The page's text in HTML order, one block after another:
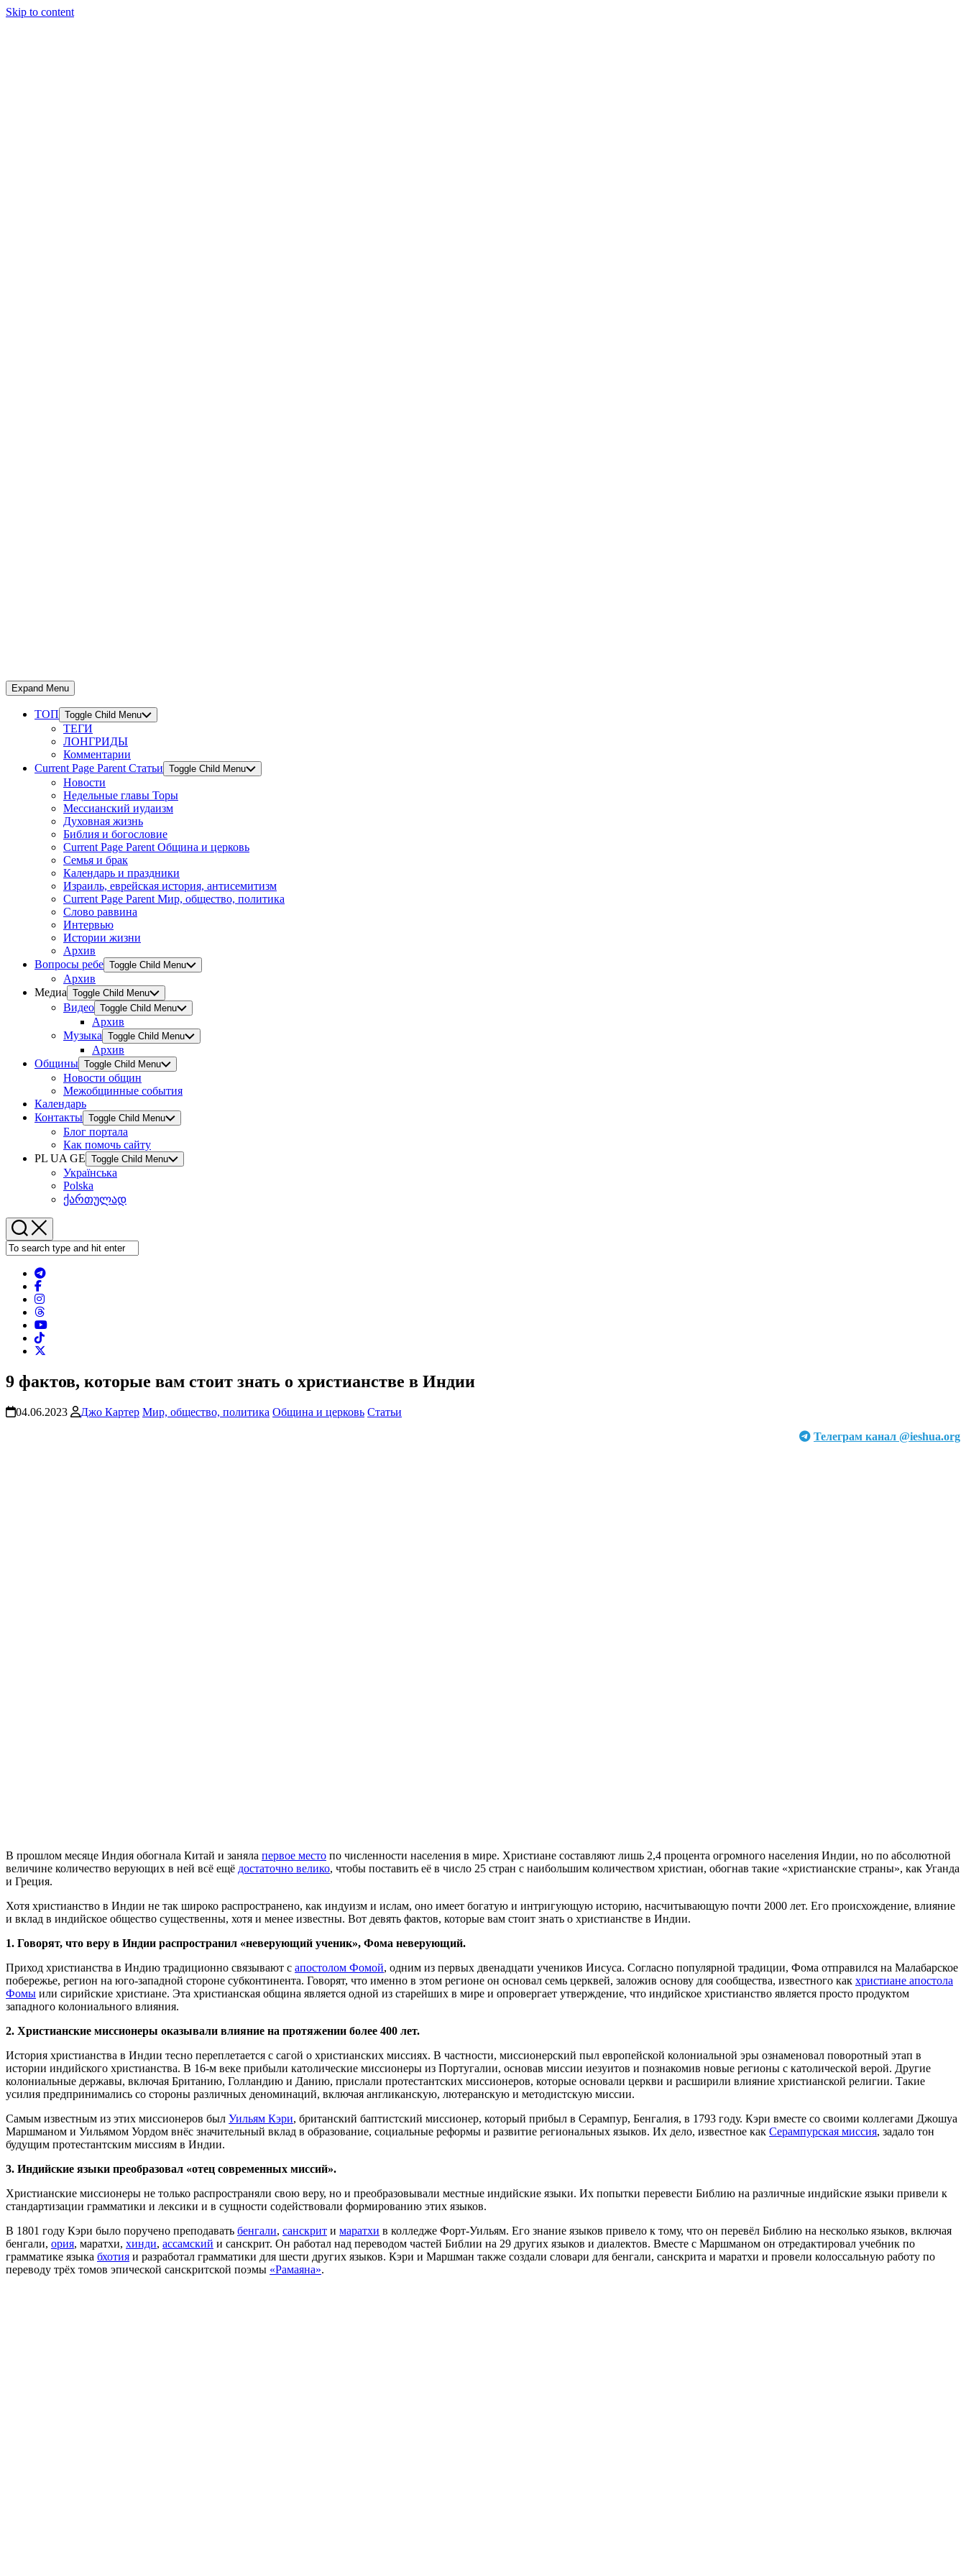
Skip to content
Expand Menu
ТОП Toggle Child Menu
ТЕГИ
ЛОНГРИДЫ
Комментарии
Current Page Parent Статьи Toggle Child Menu
Новости
Недельные главы Торы
Мессианский иудаизм
Духовная жизнь
Библия и богословие
Current Page Parent Община и церковь
Семья и брак
Календарь и праздники
Израиль, еврейская история, антисемитизм
Current Page Parent Мир, общество, политика
Слово раввина
Интервью
Истории жизни
Архив
Вопросы ребе Toggle Child Menu
Архив
Медиа Toggle Child Menu
Видео Toggle Child Menu
Архив
Музыка Toggle Child Menu
Архив
Общины Toggle Child Menu
Новости общин
Межобщинные события
Календарь
Контакты Toggle Child Menu
Блог портала
Как помочь сайту
PL UA GE Toggle Child Menu
Українська
Polska
ქართულად
9 фактов, которые вам стоит знать о христианстве в Индии
04.06.2023 Джо Картер Мир, общество, политика Община и церковь Статьи
Телеграм канал @ieshua.org
В прошлом месяце Индия обогнала Китай и заняла первое место по численности населения в мире. Христиане составляют лишь 2,4 процента огромного населения Индии, но по абсолютной
величине количество верующих в ней всё ещё достаточно велико, чтобы поставить её в число 25 стран с наибольшим количеством христиан, обогнав такие «христианские страны», как Уганда
и Греция.
Хотя христианство в Индии не так широко распространено, как индуизм и ислам, оно имеет богатую и интригующую историю, насчитывающую почти 2000 лет. Его происхождение, влияние
и вклад в индийское общество существенны, хотя и менее известны. Вот девять фактов, которые вам стоит знать о христианстве в Индии.
1. Говорят, что веру в Индии распространил «неверующий ученик», Фома неверующий.
Приход христианства в Индию традиционно связывают с апостолом Фомой, одним из первых двенадцати учеников Иисуса. Согласно популярной традиции, Фома отправился на Малабарское
побережье, регион на юго-западной стороне субконтинента. Говорят, что именно в этом регионе он основал семь церквей, заложив основу для сообщества, известного как христиане апостола
Фомы или сирийские христиане. Эта христианская община является одной из старейших в мире и опровергает утверждение, что индийское христианство является просто продуктом
западного колониального влияния.
2. Христианские миссионеры оказывали влияние на протяжении более 400 лет.
История христианства в Индии тесно переплетается с сагой о христианских миссиях. В частности, миссионерский пыл европейской колониальной эры ознаменовал поворотный этап в
истории индийского христианства. В 16-м веке прибыли католические миссионеры из Португалии, основав миссии иезуитов и познакомив новые регионы с католической верой. Другие
колониальные державы, включая Британию, Голландию и Данию, прислали протестантских миссионеров, которые основали церкви и расширили влияние христианской религии. Такие
усилия предпринимались со стороны различных деноминаций, включая англиканскую, лютеранскую и методистскую миссии.
Самым известным из этих миссионеров был Уильям Кэри, британский баптистский миссионер, который прибыл в Серампур, Бенгалия, в 1793 году. Кэри вместе со своими коллегами Джошуа
Маршманом и Уильямом Уордом внёс значительный вклад в образование, социальные реформы и развитие региональных языков. Их дело, известное как Серампурская миссия, задало тон
будущим протестантским миссиям в Индии.
3. Индийские языки преобразовал «отец современных миссий».
Христианские миссионеры не только распространяли свою веру, но и преобразовывали местные индийские языки. Их попытки перевести Библию на различные индийские языки привели к
стандартизации грамматики и лексики и в сущности содействовали формированию этих языков.
В 1801 году Кэри было поручено преподавать бенгали, санскрит и маратхи в колледже Форт-Уильям. Его знание языков привело к тому, что он перевёл Библию на несколько языков, включая
бенгали, ория, маратхи, хинди, ассамский и санскрит. Он работал над переводом частей Библии на 29 других языков и диалектов. Вместе с Маршманом он отредактировал учебник по
грамматике языка бхотия и разработал грамматики для шести других языков. Кэри и Маршман также создали словари для бенгали, санскрита и маратхи и провели колоссальную работу по
переводу трёх томов эпической санскритской поэмы «Рамаяна».